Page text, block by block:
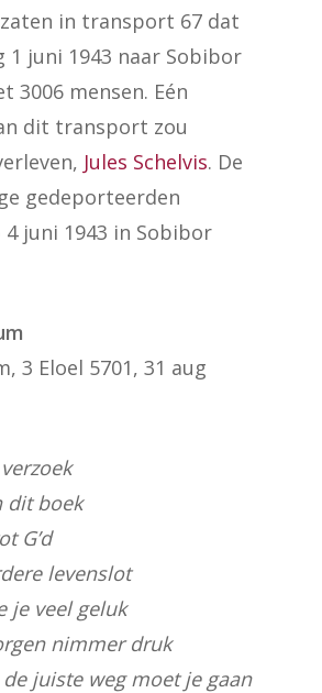
in transport 67 dat
1 juni 1943 naar Sobibor
3006 mensen. Eén
dit transport zou
Jules Schelvis. De
gedeporteerden
juni 1943 in Sobibor
3 Eloel 5701, 31 aug
dit boek
G’d
levenslot
je veel geluk
nimmer druk
juiste weg moet je gaan